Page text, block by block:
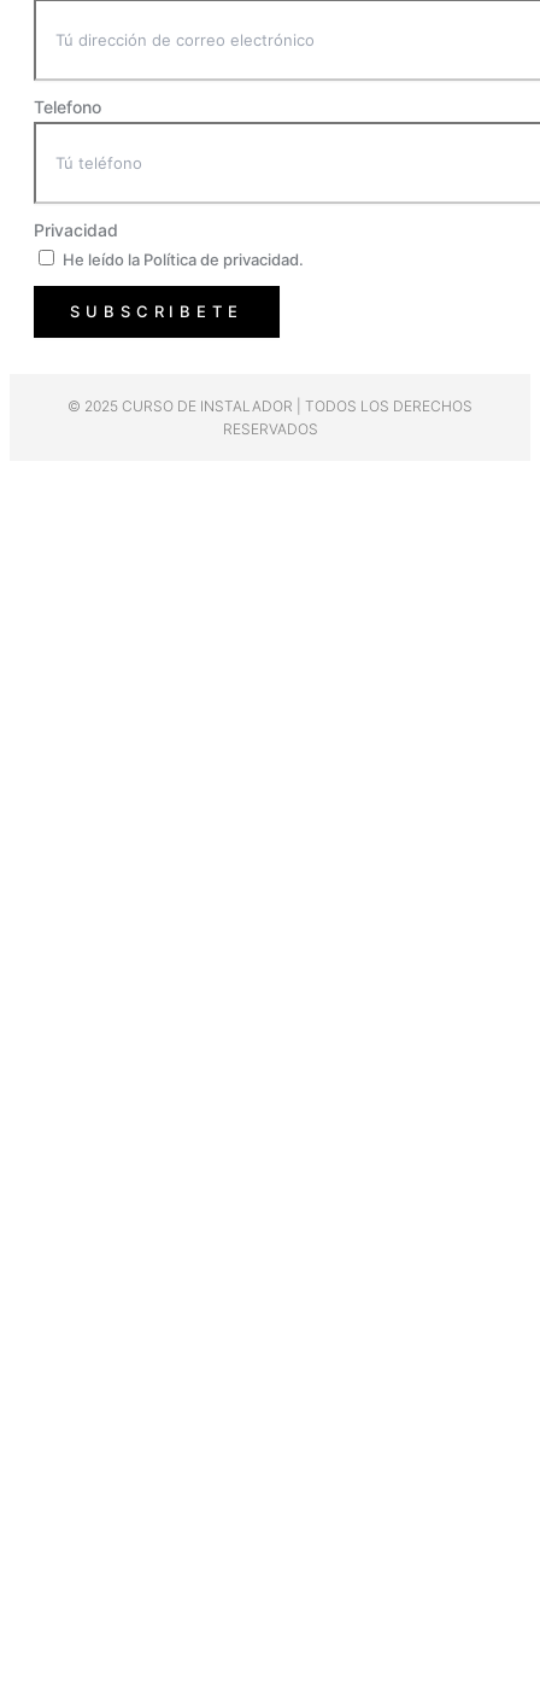
Telefono
Privacidad
He leído la Política de privacidad.
SUBSCRIBETE
© 2025 CURSO DE INSTALADOR | TODOS LOS DERECHOS
RESERVADOS